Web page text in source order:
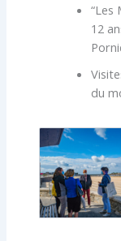
“Les
12
du